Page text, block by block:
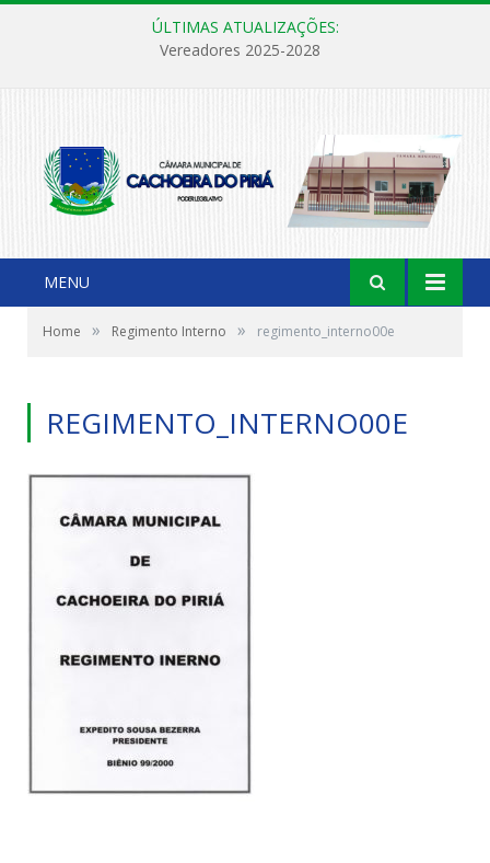
ÚLTIMAS ATUALIZAÇÕES:
Vereadores 2025-2028
MENU
Home » Regimento Interno » regimento_interno00e
REGIMENTO_INTERNO00E